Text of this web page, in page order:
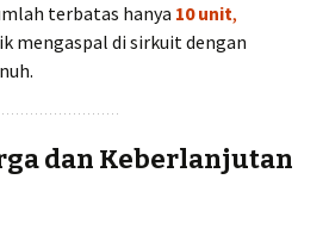
terbatas hanya 10 unit,
mengaspal di sirkuit dengan
dan Keberlanjutan